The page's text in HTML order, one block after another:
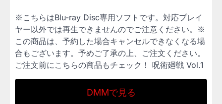
※こちらはBlu-ray Disc専用ソフトです。対応プレイ
ヤー以外では再生できませんのでご注意ください。※
この商品は、予約した場合キャンセルできなくなる場
合もございます。予めご了承の上、ご注文ください。
ご注文前にこちらの商品もチェック！ 呪術廻戦 Vol.1
DMMで見る